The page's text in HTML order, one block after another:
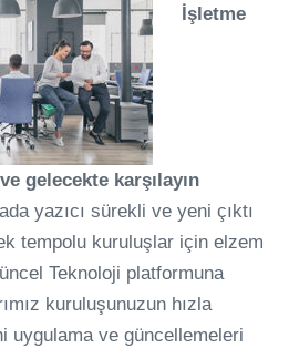
İşletme
gelecekte karşılayın
yazıcı sürekli ve yeni çıktı
tempolu kuruluşlar için elzem
Teknoloji platformuna
kuruluşunuzun hızla
uygulama ve güncellemeleri